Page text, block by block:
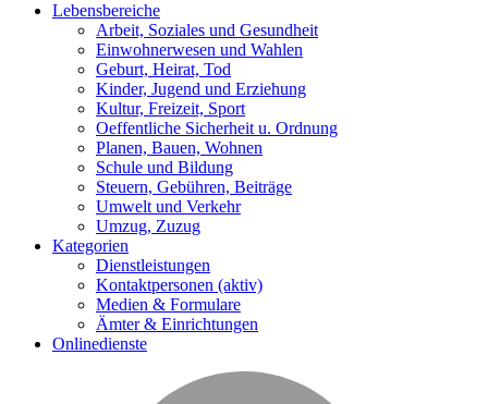
Lebensbereiche
Arbeit, Soziales und Gesundheit
Einwohnerwesen und Wahlen
Geburt, Heirat, Tod
Kinder, Jugend und Erziehung
Kultur, Freizeit, Sport
Oeffentliche Sicherheit u. Ordnung
Planen, Bauen, Wohnen
Schule und Bildung
Steuern, Gebühren, Beiträge
Umwelt und Verkehr
Umzug, Zuzug
Kategorien
Dienstleistungen
Kontaktpersonen (aktiv)
Medien & Formulare
Ämter & Einrichtungen
Onlinedienste